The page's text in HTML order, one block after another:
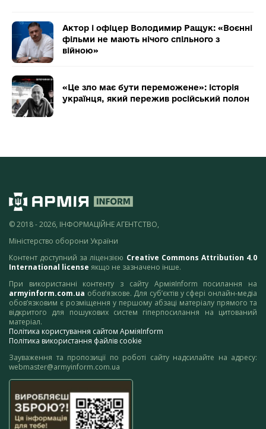
Актор і офіцер Володимир Ращук: «Воєнні
фільми не мають нічого спільного з
війною»
«Це зло має бути переможене»: історія
українця, який пережив російський полон
© 2018 - 2026, ІНФОРМАЦІЙНЕ АГЕНТСТВО,
Міністерство оборони України
Контент доступний за ліцензією Creative Commons Attribution 4.0
International license якщо не зазначено інше.
При використанні контенту з сайту АрміяInform посилання на
armyinform.com.ua обов’язкове. Для суб’єктів у сфері онлайн-медіа
обов’язковим є розміщення у першому абзаці матеріалу прямого та
відкритого для пошукових систем гіперпосилання на цитований
матеріал.
Політика користування сайтом АрміяInform
Політика використання файлів cookie
Зауваження та пропозиції по роботі сайту надсилайте на адресу:
webmaster@armyinform.com.ua